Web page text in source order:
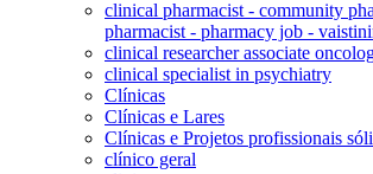
clinical pharmacist - community
pharmacist - pharmacy job -
clinical researcher associate
clinical specialist in psychiatry
Clínicas
Clínicas e Lares
Clínicas e Projetos profissionais
clínico geral